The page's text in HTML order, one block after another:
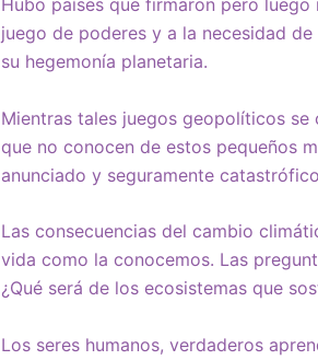
juego de poderes y a la necesidad
su hegemonía planetaria.
Mientras tales juegos geopolíticos
que no conocen de estos pequeños
anunciado y seguramente
Las consecuencias del cambio
vida como la conocemos. Las
¿Qué será de los ecosistemas que
Los seres humanos, verdaderos